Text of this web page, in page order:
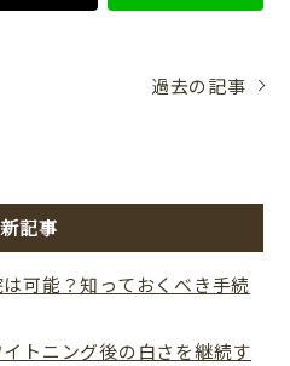
過去の記事
記事
可能？知っておくべき手続
トニング後の白さを継続す